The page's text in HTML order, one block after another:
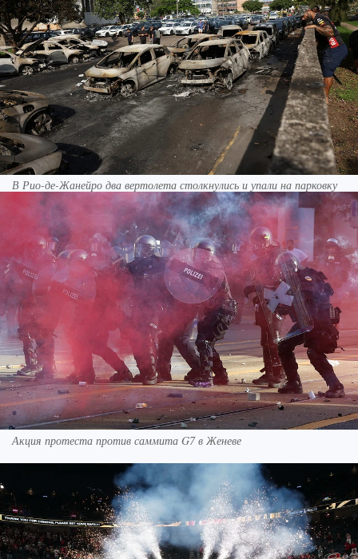
В Рио-де-Жанейро два вертолета столкнулись и упали на парковку
Акция протеста против саммита G7 в Женеве